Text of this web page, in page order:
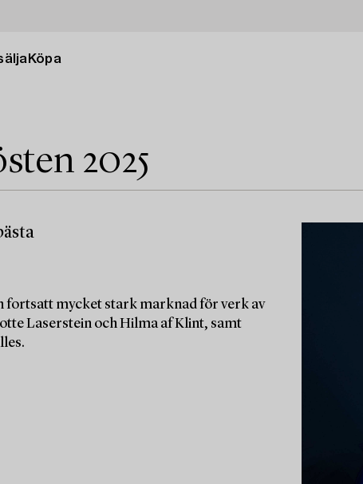
Köpa
2025
fortsatt mycket stark marknad för verk av
Laserstein och Hilma af Klint, samt